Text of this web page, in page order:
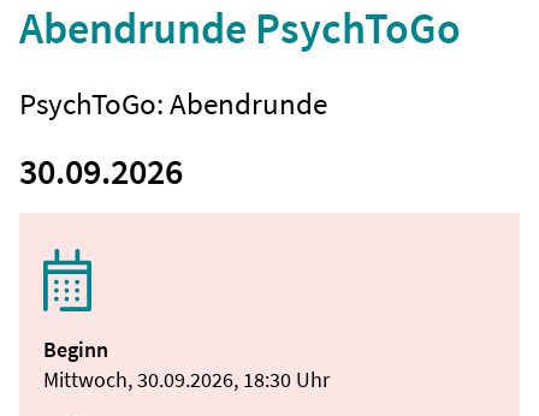
Abendrunde PsychToGo
PsychToGo: Abendrunde
30.09.2026
Beginn
Mittwoch, 30.09.2026, 18:30 Uhr